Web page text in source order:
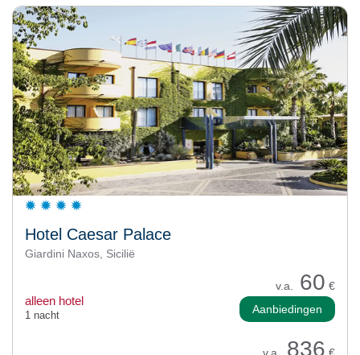
Hotel Caesar Palace
Giardini Naxos, Sicilië
v.a. 60 €
alleen hotel
1 nacht Aanbiedingen
836